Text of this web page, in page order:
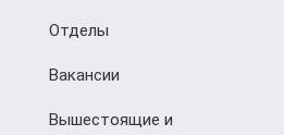
Отделы
Вакансии
Вышестоящие и